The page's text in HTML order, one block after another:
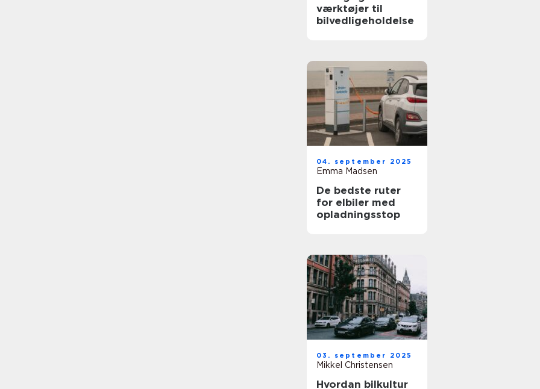
værktøjer til
bilvedligeholdelse
04. september 2025
Emma Madsen
De bedste ruter
for elbiler med
opladningsstop
03. september 2025
Mikkel Christensen
Hvordan bilkultur